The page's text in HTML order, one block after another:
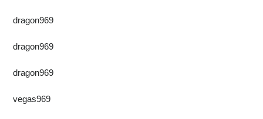
dragon969
dragon969
dragon969
vegas969